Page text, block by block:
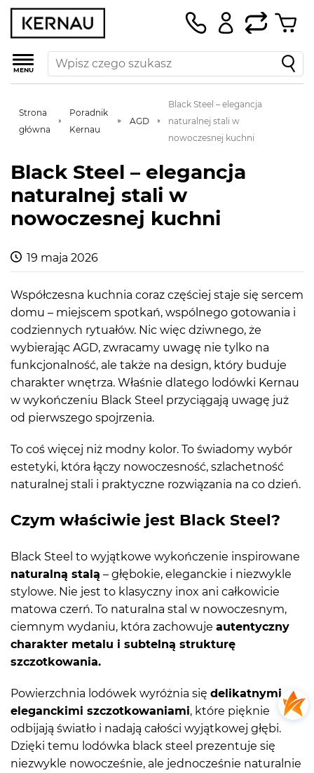
MENU
Strona
główna
Poradnik
Kernau
AGD
Black Steel – elegancja
naturalnej stali w
nowoczesnej kuchni
Black Steel – elegancja
naturalnej stali w
nowoczesnej kuchni
19 maja 2026
Współczesna kuchnia coraz częściej staje się sercem
domu – miejscem spotkań, wspólnego gotowania i
codziennych rytuałów. Nic więc dziwnego, że
wybierając AGD, zwracamy uwagę nie tylko na
funkcjonalność, ale także na design, który buduje
charakter wnętrza. Właśnie dlatego lodówki Kernau
w wykończeniu Black Steel przyciągają uwagę już
od pierwszego spojrzenia.
To coś więcej niż modny kolor. To świadomy wybór
estetyki, która łączy nowoczesność, szlachetność
naturalnej stali i praktyczne rozwiązania na co dzień.
Czym właściwie jest Black Steel?
Black Steel to wyjątkowe wykończenie inspirowane
naturalną stalą – głębokie, eleganckie i niezwykle
stylowe. Nie jest to klasyczny inox ani całkowicie
matowa czerń. To naturalna stal w nowoczesnym,
ciemnym wydaniu, która zachowuje autentyczny
charakter metalu i subtelną strukturę
szczotkowania.
Powierzchnia lodówek wyróżnia się delikatnymi,
eleganckimi szczotkowaniami, które pięknie
odbijają światło i nadają całości wyjątkowej głębi.
Dzięki temu lodówka black steel prezentuje się
niezwykle nowocześnie, ale jednocześnie naturalnie